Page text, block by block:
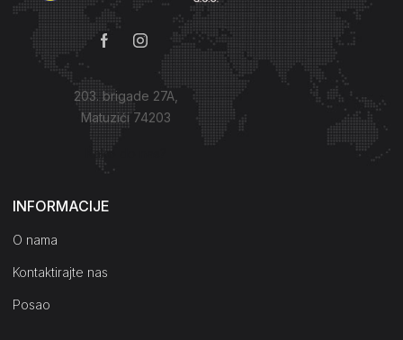
203. brigade 27A,
Matuzići 74203
Kako do nas?
INFORMACIJE
O nama
Kontaktirajte nas
Posao